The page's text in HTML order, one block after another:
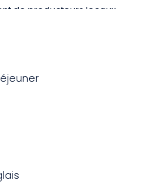
de producteurs locaux
les palais des fins
Jonathan Bunel
dans vos assiettes. Elle
un parc de 6 hectares,
d’hortensias, de